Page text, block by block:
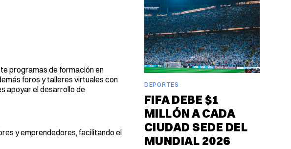
programas de formación en
foros y talleres virtuales con
apoyar el desarrollo de
y emprendedores, facilitando el
DEPORTES
FIFA DEBE $1
MILLÓN A CADA
CIUDAD SEDE DEL
MUNDIAL 2026